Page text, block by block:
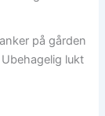
på gården
lukt